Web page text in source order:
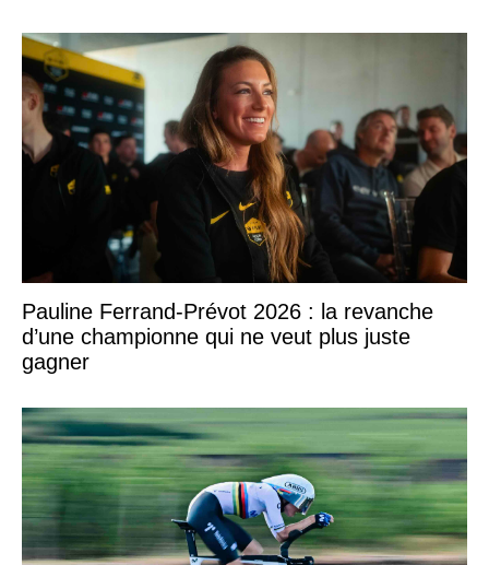
Pauline Ferrand-Prévot 2026 : la revanche
d’une championne qui ne veut plus juste
gagner